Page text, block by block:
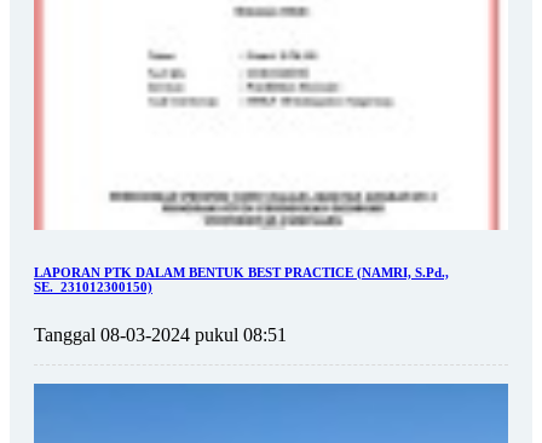
LAPORAN PTK DALAM BENTUK BEST PRACTICE (NAMRI, S.Pd.,
SE._231012300150)
Tanggal 08-03-2024 pukul 08:51